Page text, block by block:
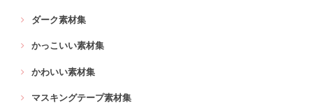
ダーク素材集
かっこいい素材集
かわいい素材集
マスキングテープ素材集